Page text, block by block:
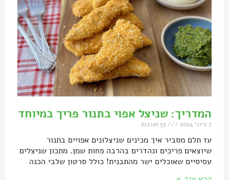
המדריך: שניצל אפוי בתנור פריך במיוחד
7 ביוני 2024
עז תלם מסביר איך מכינים שניצלונים אפויים בתנור
שיוצאים פריכים ונהדרים בהרבה פחות שמן. מתכון שניצלים
עסיסיים שאוכלים ישר מהתבנית! כולל סרטון שלבי הכנה